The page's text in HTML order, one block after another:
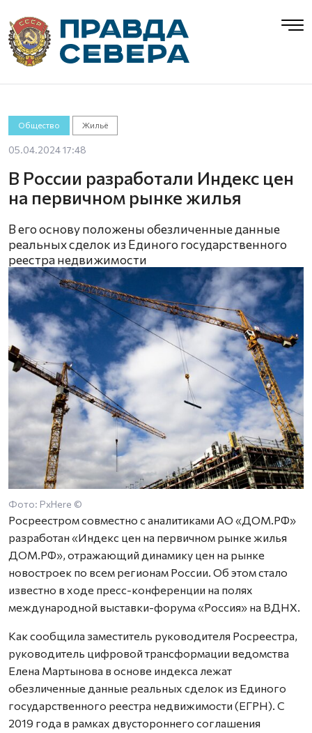
Общество Жильё
05.04.2024 17:48
В России разработали Индекс цен
на первичном рынке жилья
В его основу положены обезличенные данные
реальных сделок из Единого государственного
реестра недвижимости
Фото: PxHere ©
Росреестром совместно с аналитиками АО «ДОМ.РФ»
разработан «Индекс цен на первичном рынке жилья
ДОМ.РФ», отражающий динамику цен на рынке
новостроек по всем регионам России. Об этом стало
известно в ходе пресс-конференции на полях
международной выставки-форума «Россия» на ВДНХ.
Как сообщила заместитель руководителя Росреестра,
руководитель цифровой трансформации ведомства
Елена Мартынова в основе индекса лежат
обезличенные данные реальных сделок из Единого
государственного реестра недвижимости (ЕГРН). С
2019 года в рамках двустороннего соглашения